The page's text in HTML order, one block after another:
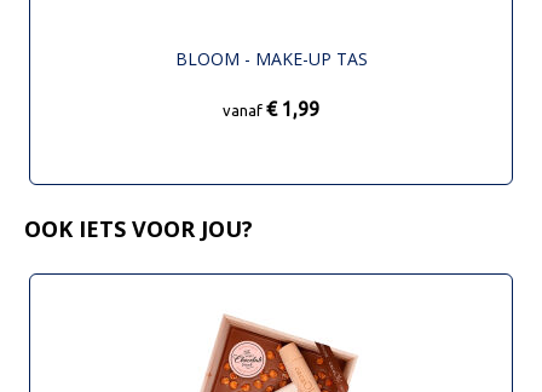
BLOOM - MAKE-UP TAS
vanaf € 1,99
OOK IETS VOOR JOU?